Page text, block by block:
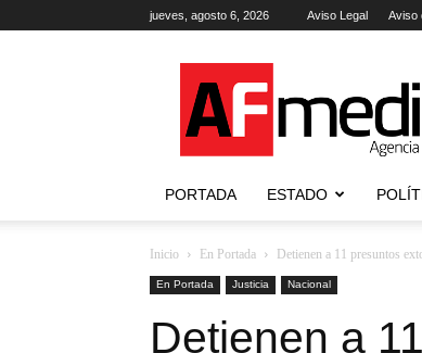
jueves, agosto 6, 2026 Aviso Legal Aviso
Agencia
de
Noticias
PORTADA ESTADO
Inicio En Portada Detienen a 11 presuntos
En Portada Justicia Nacional
Detienen a